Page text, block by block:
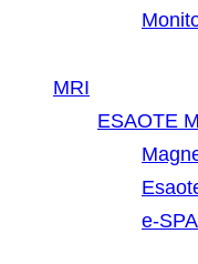
MRI
ESAOTE
e-